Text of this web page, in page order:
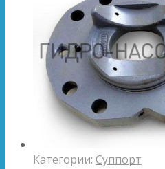
Категории: Суппорт